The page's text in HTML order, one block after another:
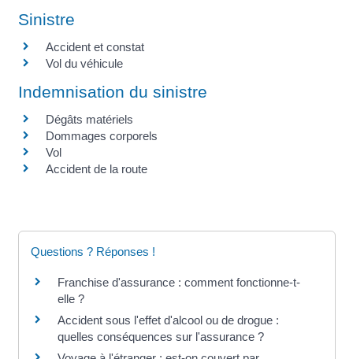
Sinistre
Accident et constat
Vol du véhicule
Indemnisation du sinistre
Dégâts matériels
Dommages corporels
Vol
Accident de la route
Questions ? Réponses !
Franchise d'assurance : comment fonctionne-t-
elle ?
Accident sous l'effet d'alcool ou de drogue :
quelles conséquences sur l'assurance ?